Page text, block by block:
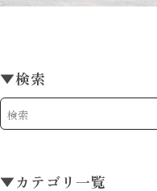
▼検索
▼カテゴリ一覧